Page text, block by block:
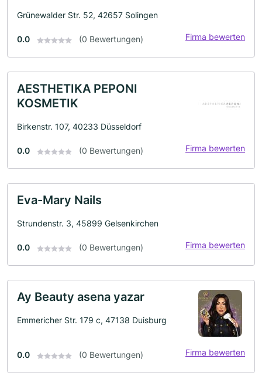
Grünewalder Str. 52, 42657 Solingen
0.0 (0 Bewertungen) Firma bewerten
AESTHETIKA PEPONI
KOSMETIK
Birkenstr. 107, 40233 Düsseldorf
0.0 (0 Bewertungen) Firma bewerten
Eva-Mary Nails
Strundenstr. 3, 45899 Gelsenkirchen
0.0 (0 Bewertungen) Firma bewerten
Ay Beauty asena yazar
Emmericher Str. 179 c, 47138 Duisburg
0.0 (0 Bewertungen) Firma bewerten